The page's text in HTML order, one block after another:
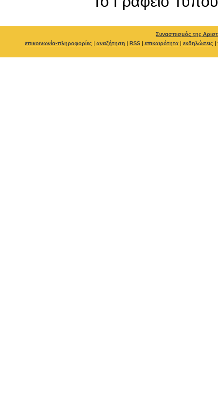
Συνασπισμός της
επικοινωνία-πληροφορίες | αναζήτηση | RSS | επικαιρότητα | εκδηλώσεις |